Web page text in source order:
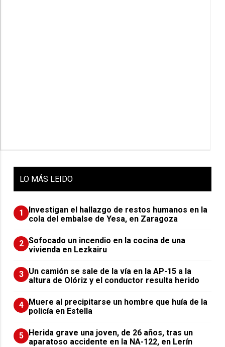
LO MÁS LEIDO
1
Investigan el hallazgo de restos humanos en la
cola del embalse de Yesa, en Zaragoza
2 Sofocado un incendio en la cocina de una
vivienda en Lezkairu
3 Un camión se sale de la vía en la AP-15 a la
altura de Olóriz y el conductor resulta herido
4 Muere al precipitarse un hombre que huía de la
policía en Estella
5 Herida grave una joven, de 26 años, tras un
aparatoso accidente en la NA-122, en Lerín